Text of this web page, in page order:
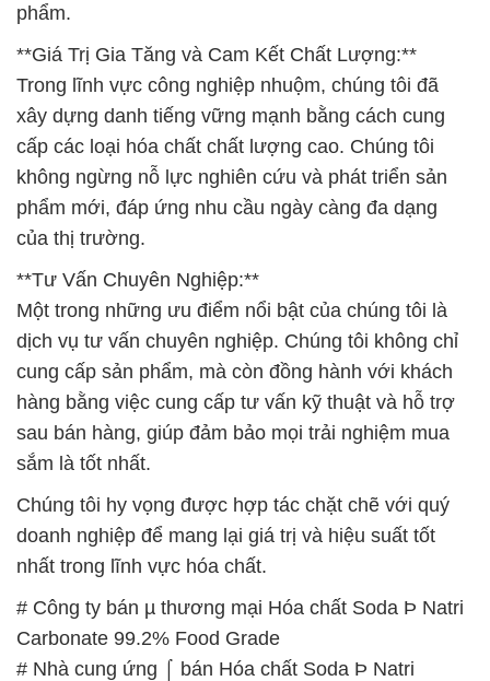
phẩm.
**Giá Trị Gia Tăng và Cam Kết Chất Lượng:**
Trong lĩnh vực công nghiệp nhuộm, chúng tôi đã
xây dựng danh tiếng vững mạnh bằng cách cung
cấp các loại hóa chất chất lượng cao. Chúng tôi
không ngừng nỗ lực nghiên cứu và phát triển sản
phẩm mới, đáp ứng nhu cầu ngày càng đa dạng
của thị trường.
**Tư Vấn Chuyên Nghiệp:**
Một trong những ưu điểm nổi bật của chúng tôi là
dịch vụ tư vấn chuyên nghiệp. Chúng tôi không chỉ
cung cấp sản phẩm, mà còn đồng hành với khách
hàng bằng việc cung cấp tư vấn kỹ thuật và hỗ trợ
sau bán hàng, giúp đảm bảo mọi trải nghiệm mua
sắm là tốt nhất.
Chúng tôi hy vọng được hợp tác chặt chẽ với quý
doanh nghiệp để mang lại giá trị và hiệu suất tốt
nhất trong lĩnh vực hóa chất.
# Công ty bán µ thương mại Hóa chất Soda Þ Natri
Carbonate 99.2% Food Grade
# Nhà cung ứng ⌠ bán Hóa chất Soda Þ Natri